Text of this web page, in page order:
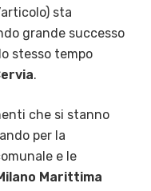
sta
grande successo
stesso tempo
.
che si stanno
per la
e le
Marittima